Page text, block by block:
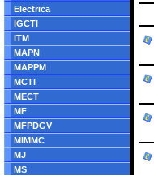
Electrica
IGCTI
ITM
MAPN
MAPPM
MCTI
MECT
MF
MFPDGV
MIMMC
MJ
MS